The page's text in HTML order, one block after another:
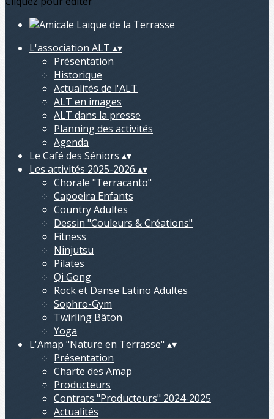
L'association ALT ▴▾
Présentation
Historique
Actualités de l'ALT
ALT en images
ALT dans la presse
Planning des activités
Agenda
Le Café des Séniors ▴▾
Les activités 2025-2026 ▴▾
Chorale "Terracanto"
Capoeira Enfants
Country Adultes
Dessin "Couleurs & Créations"
Fitness
Ninjutsu
Pilates
Qi Gong
Rock et Danse Latino Adultes
Sophro-Gym
Twirling Bâton
Yoga
L'Amap "Nature en Terrasse" ▴▾
Présentation
Charte des Amap
Producteurs
Contrats "Producteurs" 2024-2025
Actualités